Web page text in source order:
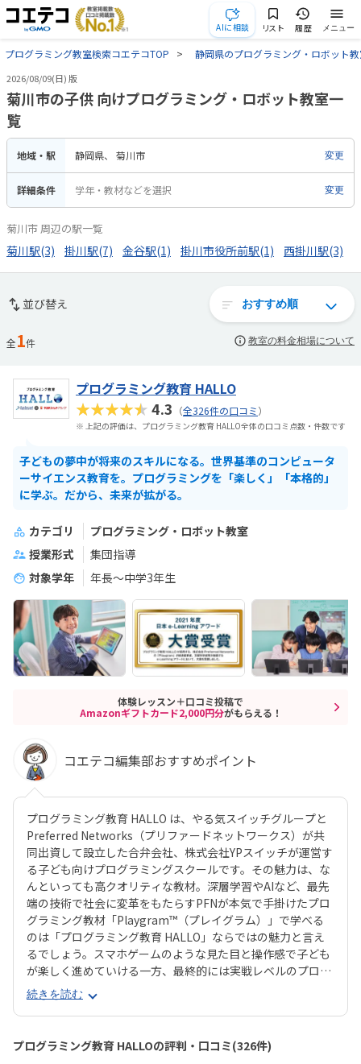
AIに相談 リスト 履歴 メニュー
プログラミング教室検索コエテコTOP 静岡県のプログラミング・ロボット
2026/08/09(日) 版
菊川市の子供 向けプログラミング・ロボット教室一
覧
地域・駅 静岡県 菊川市 変更
詳細条件 学年・教材などを選択 変更
菊川市 周辺の駅一覧
菊川駅(3) 掛川駅(7) 金谷駅(1) 掛川市役所前駅(1) 西掛川駅(3)
並び替え
全1件 教室の料金相場について
プログラミング教育 HALLO
★★★★★4.3 （全326件の口コミ）
※ 上記の評価は、プログラミング教育 HALLO全体の口コミ点数・件数です
子どもの夢中が将来のスキルになる。世界基準のコンピュータ
ーサイエンス教育を。プログラミングを「楽しく」「本格的」
に学ぶ。だから、未来が拡がる。
カテゴリ
プログラミング・ロボット教室
授業形式
集団指導
対象学年
年長～中学3年生
体験レッスン＋口コミ投稿で
Amazonギフトカード2,000円分がもらえる！
コエテコ編集部おすすめポイント
プログラミング教育 HALLO は、やる気スイッチグループと
Preferred Networks（プリファードネットワークス）が共
同出資して設立した合弁会社、株式会社YPスイッチが運営す
る子ども向けプログラミングスクールです。その魅力は、な
んといっても高クオリティな教材。深層学習やAIなど、最先
端の技術で社会に変革をもたらすPFNが本気で手掛けたプロ
グラミング教材「Playgram™（プレイグラム）」で学べる
のは「プログラミング教育 HALLO」ならではの魅力と言え
るでしょう。スマホゲームのような見た目と操作感で子ども
が楽しく進めていける一方、最終的には実戦レベルのプログ
ラミングスキルが身につく「Playgram」には、まるでマイ
ンクラフト（マイクラ）のように3D空間をデザインできるモ
ードも。子どもの創造性と技術力、そのどちらも高めていけ
るスクールをお探しのご家庭にぴったりのスクールです。ま
た、運営元のやる気スイッチグループといえば、子どもの性
続きを読む
プログラミング教育 HALLOの評判・口コミ(326件)